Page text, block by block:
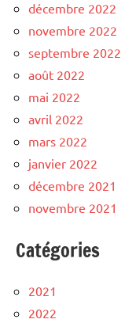
décembre 2022
novembre 2022
septembre 2022
août 2022
mai 2022
avril 2022
mars 2022
janvier 2022
décembre 2021
novembre 2021
Catégories
2021
2022